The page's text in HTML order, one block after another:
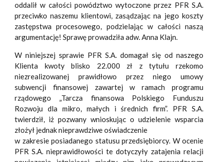
oddalił w całości powództwo wytoczone przez PFR S.A.
przeciwko naszemu klientowi, zasądzając na jego koszty
zastępstwa procesowego, podzielając w całości naszą
argumentację! Sprawę prowadziła adw. Anna Klajn.
W niniejszej sprawie PFR S.A. domagał się od naszego
Klienta kwoty blisko 22.000 zł z tytułu rzekomo
niezrealizowanej prawidłowo przez niego umowy
subwencji finansowej zawartej w ramach programu
rządowego „Tarcza finansowa Polskiego Funduszu
Rozwoju dla mikro, małych i średnich firm”. PFR S.A.
twierdził, iż pozwany wnioskując o udzielenie wsparcia
złożył jednak nieprawdziwe oświadczenie
w zakresie posiadanego statusu przedsiębiorcy. W ocenie
PFR S.A. nieprawidłowości te dotyczyły zatajenia relacji